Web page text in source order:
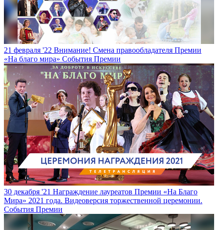
21 февраля '22 Внимание! Смена правообладателя Премии
«На благо мира» События Премии
30 декабря '21 Награждение лауреатов Премии «На Благо
Мира» 2021 года. Видеоверсия торжественной церемонии.
События Премии